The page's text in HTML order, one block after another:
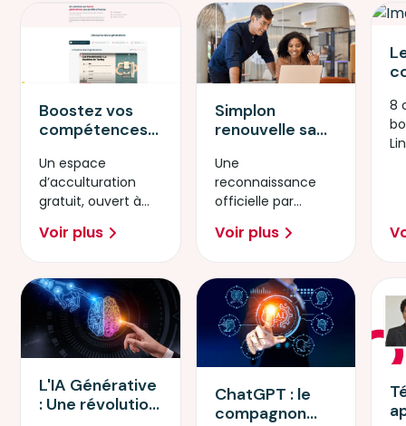
Boostez vos
compétences
Générative
Un espace
d’acculturation
gratuit, ouvert à
Voir plus
Simplon
renouvelle sa
"Mobiliser les
compétences
informatiques
fondamentales"
Une
reconnaissance
officielle par
Compétences.
Voir plus
8
L'IA Générative
: Une révolution
ChatGPT : le
compagnon